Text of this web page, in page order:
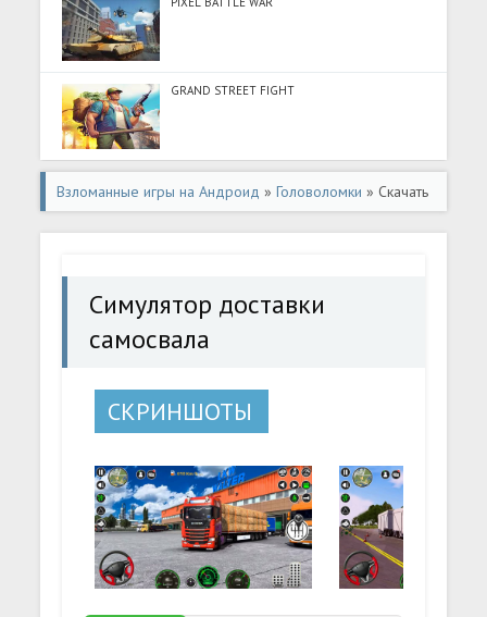
GRAND STREET FIGHT
Взломанные игры на Андроид »Головоломки » Скачать
Симулятор доставки самосвала (Много монет) на
Симулятор доставки
самосвала
СКРИНШОТЫ